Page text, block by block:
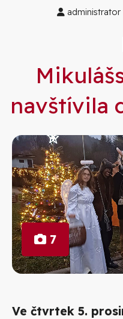
administrator
navštívila
7
Ve čtvrtek 5.